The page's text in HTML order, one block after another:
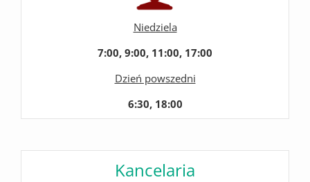
Niedziela
7:00, 9:00, 11:00, 17:00
Dzień powszedni
6:30, 18:00
Kancelaria